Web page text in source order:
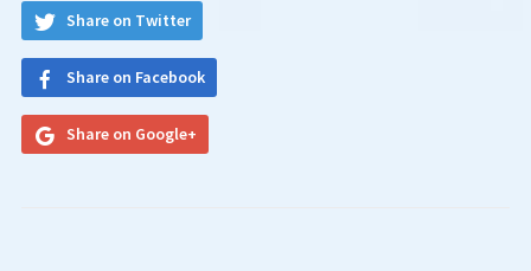
Share on Twitter
Share on Facebook
Share on Google+